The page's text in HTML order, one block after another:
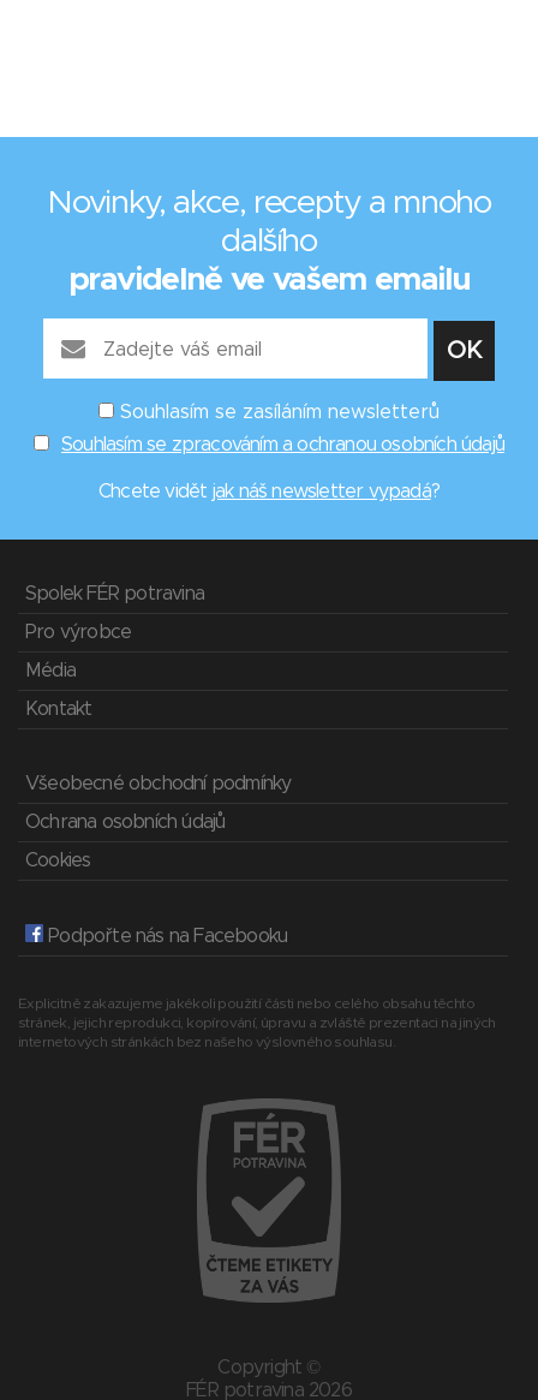
Novinky, akce, recepty a mnoho
dalšího
pravidelně ve vašem emailu
Souhlasím se zasíláním newsletterů
Souhlasím se zpracováním a ochranou osobních údajů
Chcete vidět jak náš newsletter vypadá?
Spolek FÉR potravina
Pro výrobce
Média
Kontakt
Všeobecné obchodní podmínky
Ochrana osobních údajů
Cookies
Podpořte nás na Facebooku
Explicitně zakazujeme jakékoli použití části nebo celého obsahu těchto
stránek, jejich reprodukci, kopírování, úpravu a zvláště prezentaci na jiných
internetových stránkách bez našeho výslovného souhlasu.
Copyright ©
FÉR potravina 2026